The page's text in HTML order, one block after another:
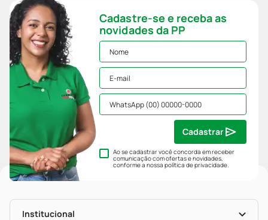
Cadastre-se e receba as
novidades da PP
Ao se cadastrar você concorda em receber
comunicação com ofertas e novidades,
conforme a nossapolítica de privacidade.
Cadastrar
Institucional